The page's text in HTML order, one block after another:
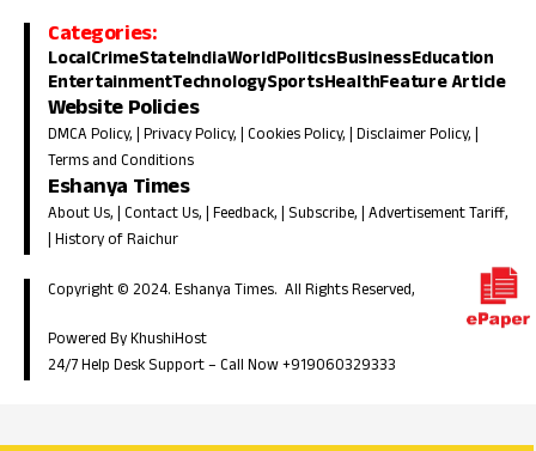
Categories:
LocalCrimeStateIndiaWorldPoliticsBusinessEducation
EntertainmentTechnologySportsHealthFeature Article
Website Policies
DMCA Policy, |Privacy Policy, |Cookies Policy, |Disclaimer Policy, |
Terms and Conditions
Eshanya Times
About Us, |Contact Us, |Feedback, | Subscribe, |Advertisement Tariff,
|History of Raichur
Copyright © 2024. Eshanya Times. All Rights Reserved,
Powered By KhushiHost
24/7 Help Desk Support –Call Now +919060329333